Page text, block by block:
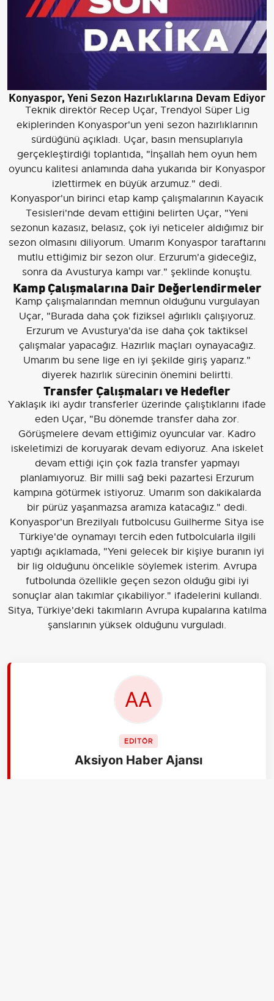
Konyaspor, Yeni Sezon Hazırlıklarına Devam Ediyor
Teknik direktör Recep Uçar, Trendyol Süper Lig
ekiplerinden Konyaspor'un yeni sezon hazırlıklarının
sürdüğünü açıkladı. Uçar, basın mensuplarıyla
gerçekleştirdiği toplantıda, "İnşallah hem oyun hem
oyuncu kalitesi anlamında daha yukarıda bir Konyaspor
izlettirmek en büyük arzumuz." dedi.
Konyaspor'un birinci etap kamp çalışmalarının Kayacık
Tesisleri'nde devam ettiğini belirten Uçar, "Yeni
sezonun kazasız, belasız, çok iyi neticeler aldığımız bir
sezon olmasını diliyorum. Umarım Konyaspor taraftarını
mutlu ettiğimiz bir sezon olur. Erzurum'a gideceğiz,
sonra da Avusturya kampı var." şeklinde konuştu.
Kamp Çalışmalarına Dair Değerlendirmeler
Kamp çalışmalarından memnun olduğunu vurgulayan
Uçar, "Burada daha çok fiziksel ağırlıklı çalışıyoruz.
Erzurum ve Avusturya'da ise daha çok taktiksel
çalışmalar yapacağız. Hazırlık maçları oynayacağız.
Umarım bu sene lige en iyi şekilde giriş yaparız."
diyerek hazırlık sürecinin önemini belirtti.
Transfer Çalışmaları ve Hedefler
Yaklaşık iki aydır transferler üzerinde çalıştıklarını ifade
eden Uçar, "Bu dönemde transfer daha zor.
Görüşmelere devam ettiğimiz oyuncular var. Kadro
iskeletimizi de koruyarak devam ediyoruz. Ana iskelet
devam ettiği için çok fazla transfer yapmayı
planlamıyoruz. Bir milli sağ beki pazartesi Erzurum
kampına götürmek istiyoruz. Umarım son dakikalarda
bir pürüz yaşanmazsa aramıza katacağız." dedi.
Konyaspor'un Brezilyalı futbolcusu Guilherme Sitya ise
Türkiye'de oynamayı tercih eden futbolcularla ilgili
yaptığı açıklamada, "Yeni gelecek bir kişiye buranın iyi
bir lig olduğunu öncelikle söylemek isterim. Avrupa
futbolunda özellikle geçen sezon olduğu gibi iyi
sonuçlar alan takımlar çıkabiliyor." ifadelerini kullandı.
Sitya, Türkiye'deki takımların Avrupa kupalarına katılma
şanslarının yüksek olduğunu vurguladı.
EDİTÖR
Aksiyon Haber Ajansı